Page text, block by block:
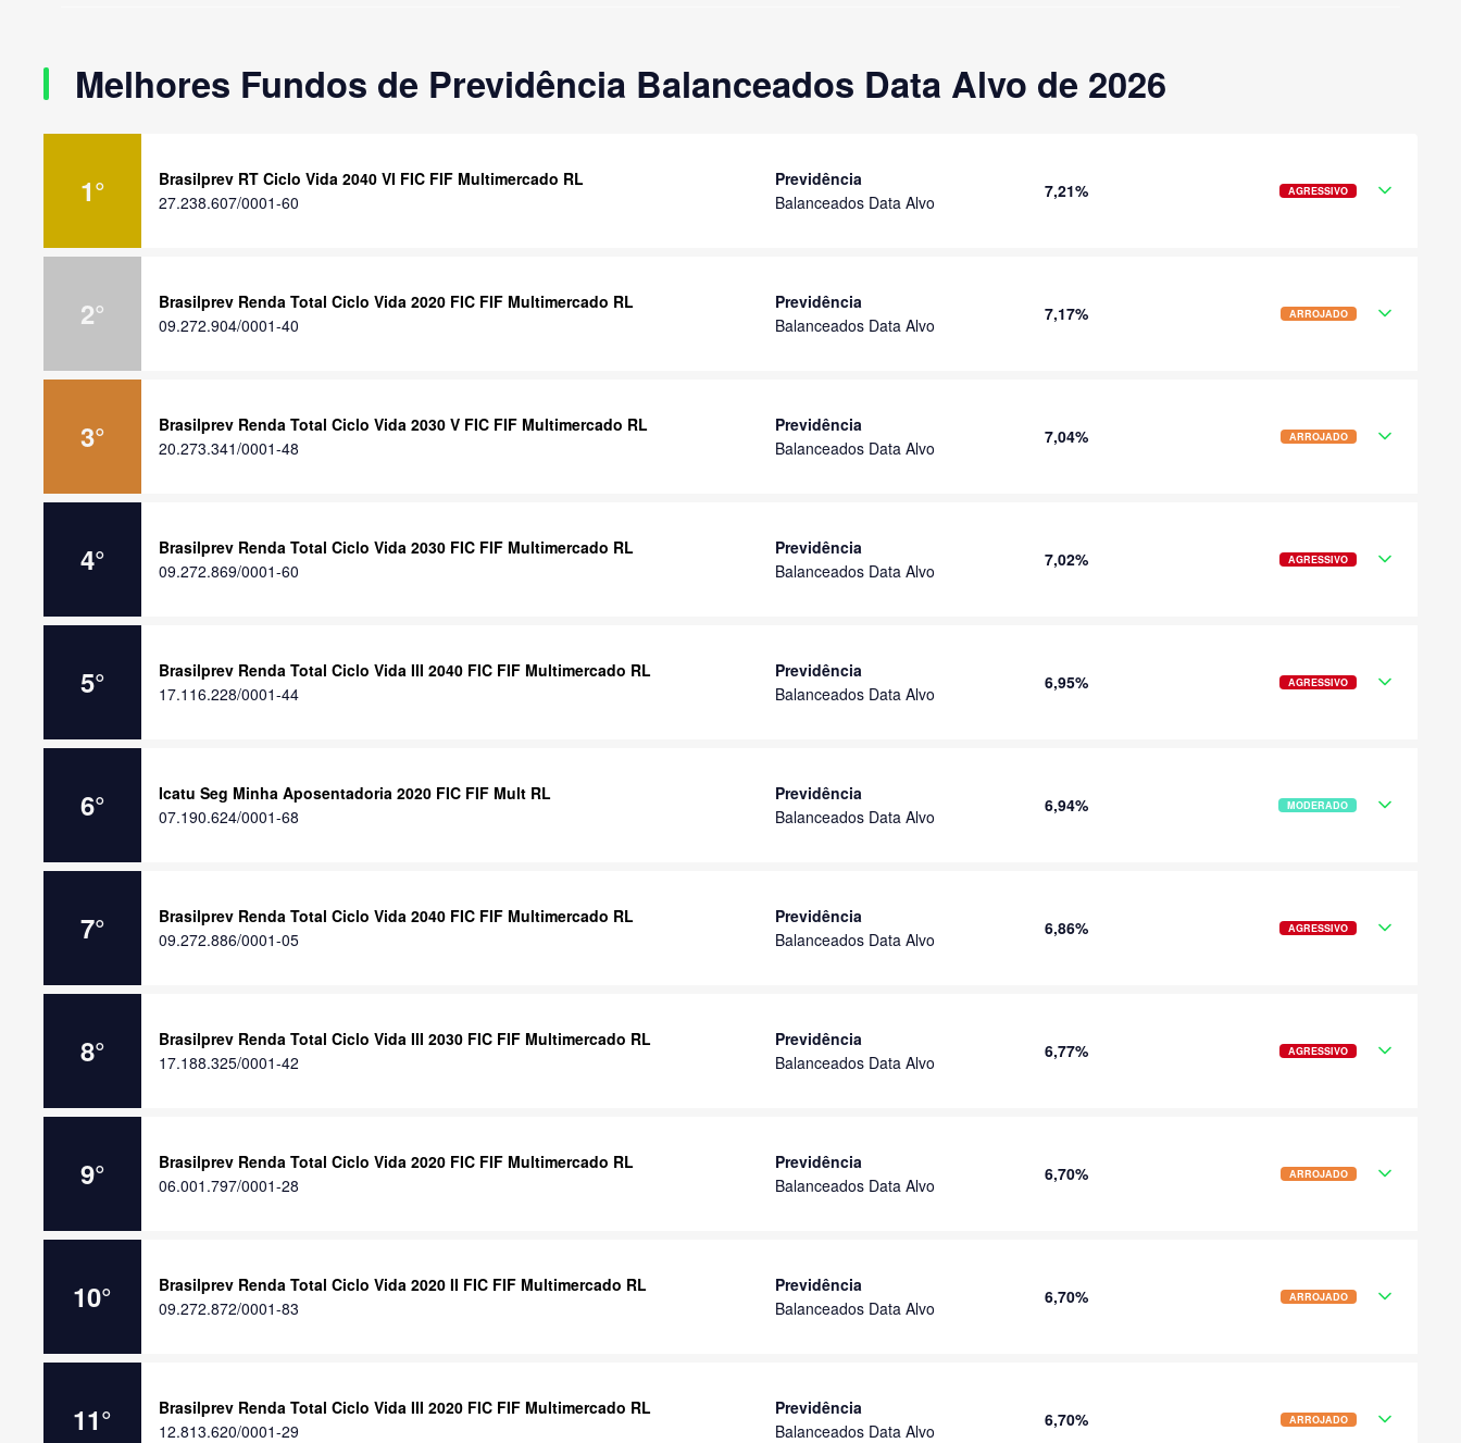
Melhores Fundos de Previdência Balanceados Data Alvo de 2026
1°
Brasilprev RT Ciclo Vida 2040 VI FIC FIF Multimercado RL
27.238.607/0001-60
Previdência
Balanceados Data Alvo
7,21% AGRESSIVO
2°
Brasilprev Renda Total Ciclo Vida 2020 FIC FIF Multimercado RL
09.272.904/0001-40
Previdência
Balanceados Data Alvo
7,17% ARROJADO
3°
Brasilprev Renda Total Ciclo Vida 2030 V FIC FIF Multimercado RL
20.273.341/0001-48
Previdência
Balanceados Data Alvo
7,04% ARROJADO
4°
Brasilprev Renda Total Ciclo Vida 2030 FIC FIF Multimercado RL
09.272.869/0001-60
Previdência
Balanceados Data Alvo
7,02% AGRESSIVO
5°
Brasilprev Renda Total Ciclo Vida III 2040 FIC FIF Multimercado RL
17.116.228/0001-44
Previdência
Balanceados Data Alvo
6,95% AGRESSIVO
6°
Icatu Seg Minha Aposentadoria 2020 FIC FIF Mult RL
07.190.624/0001-68
Previdência
Balanceados Data Alvo
6,94% MODERADO
7°
Brasilprev Renda Total Ciclo Vida 2040 FIC FIF Multimercado RL
09.272.886/0001-05
Previdência
Balanceados Data Alvo
6,86% AGRESSIVO
8°
Brasilprev Renda Total Ciclo Vida III 2030 FIC FIF Multimercado RL
17.188.325/0001-42
Previdência
Balanceados Data Alvo
6,77% AGRESSIVO
9°
Brasilprev Renda Total Ciclo Vida 2020 FIC FIF Multimercado RL
06.001.797/0001-28
Previdência
Balanceados Data Alvo
6,70% ARROJADO
10°
Brasilprev Renda Total Ciclo Vida 2020 II FIC FIF Multimercado RL
09.272.872/0001-83
Previdência
Balanceados Data Alvo
6,70% ARROJADO
11°
Brasilprev Renda Total Ciclo Vida III 2020 FIC FIF Multimercado RL
12.813.620/0001-29
Previdência
Balanceados Data Alvo
6,70% ARROJADO